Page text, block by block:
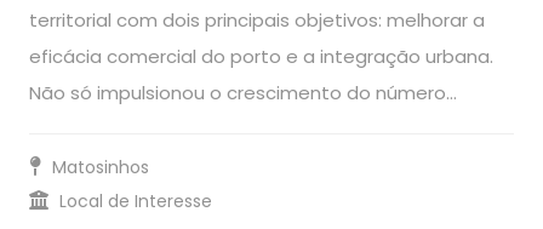
territorial com dois principais objetivos: melhorar a
eficácia comercial do porto e a integração urbana.
Não só impulsionou o crescimento do número…
Matosinhos
Local de Interesse